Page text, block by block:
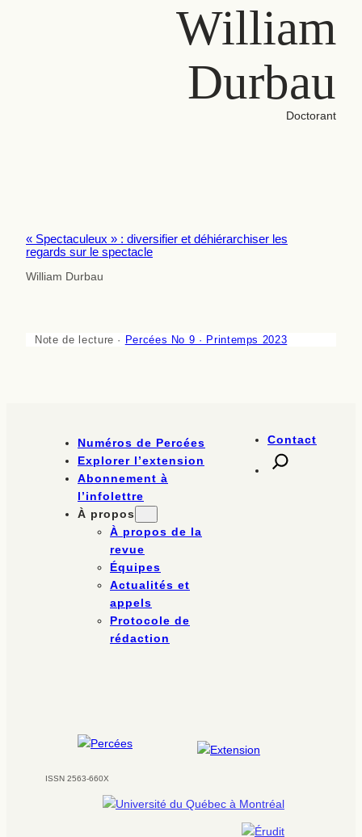
William
Durbau
Doctorant
« Spectaculeux » : diversifier et déhiérarchiser les
regards sur le spectacle
William Durbau
Note de lecture · Percées No 9 · Printemps 2023
Numéros de Percées
Explorer l’extension
Abonnement à
l’infolettre
À propos
À propos de la
revue
Équipes
Actualités et
appels
Protocole de
rédaction
Contact
ISSN 2563-660X